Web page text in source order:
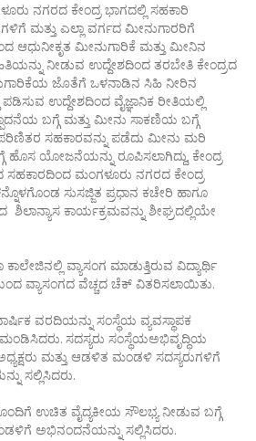
ನಗರದ ಕೇಂದ್ರ ಭಾಗದಲ್ಲಿ ಸಹಕಾರಿ
ಮತ್ತು ಎಲ್ಲಾ ವರ್ಗದ ಮೀನುಗಾರರಿಗೆ
ಆಧುನೀಕೃತ ಮೀನುಗಾರಿಕೆ ಮತ್ತು ಮೀನಿನ
ನೀಡುವ ಉದ್ದೇಶದಿಂದ ತರಬೇತಿ ಕೇಂದ್ರದ
ಜೊತೆಗೆ ಒಳನಾಡಿನ ಸಿಹಿ ನೀರಿನ
ಉದ್ದೇಶದಿಂದ ವೈಜ್ಞಾನಿಕ ರೀತಿಯಲ್ಲಿ
ಬಗ್ಗೆ ಮತ್ತು ಮೀನು ಸಾಕಣಿಯ ಬಗ್ಗೆ
ಸಹಕಾರವನ್ನು ಪಡೆದು ಮೀನು ಮರಿ
ಹೊಸ ಯೋಜನೆಯನ್ನು ರೂಪಿಸಲಾಗಿದ್ದು, ಕೇಂದ್ರ
ಸಹಕಾರದಿಂದ ಮಂಗಳೂರು ನಗರದ ಕೇಂದ್ರ
ಸುಸಜ್ಜಿತ ಪ್ರಧಾನ ಕಚೇರಿ ಹಾಗೂ
ಕಾರ್ಯಕ್ರಮವನ್ನು ಶೀಘ್ರದಲ್ಲಿಯೇ
ವ್ಯಾಸಂಗ ಮಾಡುತ್ತಿರುವ ವಿದ್ಯಾರ್ಥಿ
ವ್ಯಾಸಂಗದ ವೆಚ್ಚದ ಚೆಕ್ ವಿತರಿಸಲಾಯಿತು.
ವರದಿಯನ್ನು ಸಂಸ್ಥೆಯ ವ್ಯವಸ್ಥಾಪಕ
ಸದಸ್ಯರು ಸಂಸ್ಥೆಯಅಭಿವೃದ್ಧಿಯ
ಮತ್ತು ಆಡಳಿತ ಮಂಡಳಿ ಸದಸ್ಯರುಗಳಿಗೆ
ಸಲ್ಲಿಸಿದರು.
ಉಚಿತ ವೈದ್ಯಕೀಯ ಸೌಲಭ್ಯ ನೀಡುವ ಬಗ್ಗೆ
ಅಭಿನಂದನೆಯನ್ನು ಸಲ್ಲಿಸಿದರು.